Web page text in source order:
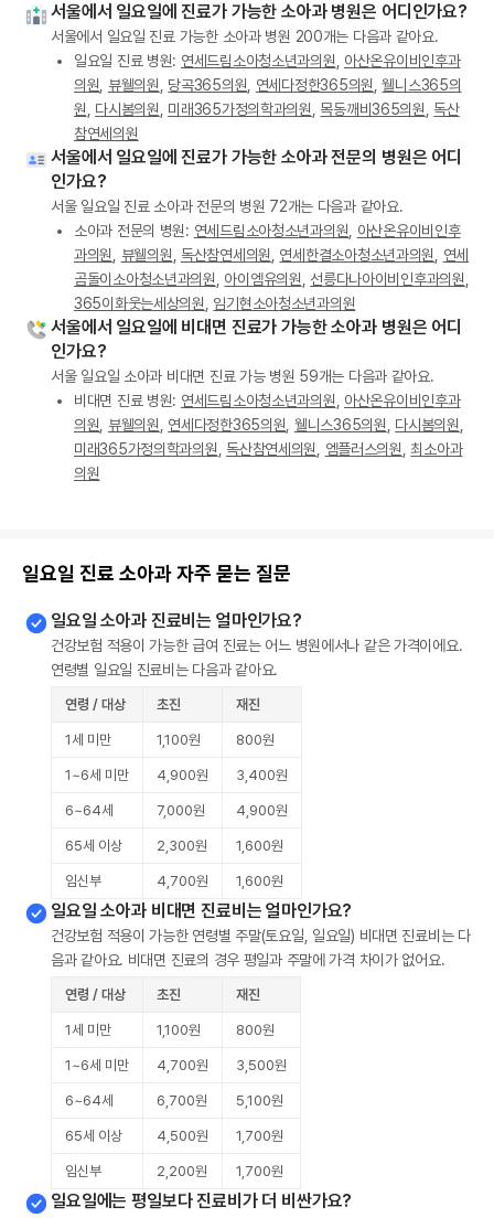
서울에서 일요일에 진료가 가능한 소아과 병원은 어디인가요?
서울에서 일요일 진료 가능한 소아과 병원 200개는 다음과 같아요.
일요일 진료 병원: 연세드림소아청소년과의원
아산온유이비인후과
의원
뷰웰의원 당곡365의원 연세다정한365의원 ,웰니스365의
원
다시봄의원 미래365가정의학과의원 목동깨비365의원
독산
참연세의원
서울에서 일요일에 진료가 가능한 소아과 전문의 병원은 어디
인가요?
서울 일요일 진료 소아과 전문의 병원 72개는 다음과 같아요.
소아과 전문의 병원: 연세드림소아청소년과의원
아산온유이비인후
과의원
뷰웰의원 독산참연세의원 연세한결소아청소년과의원
연세
곰돌이소아청소년과의원
아이엠유의원 선릉다나아이비인후과의원
365이화웃는세상의원
임기현소아청소년과의원
서울에서 일요일에 비대면 진료가 가능한 소아과 병원은 어디
인가요?
서울 일요일 소아과 비대면 진료 가능 병원 59개는 다음과 같아요.
비대면 진료 병원: 연세드림소아청소년과의원
아산온유이비인후과
의원
뷰웰의원 연세다정한365의원 웰니스365의원 다시봄의원
미래365가정의학과의원
독산참연세의원 엠플러스의원 ,최소아과
의원
일요일 진료 소아과 자주 묻는 질문
일요일 소아과 진료비는 얼마인가요?
건강보험 적용이 가능한 급여 진료는 어느 병원에서나 같은 가격이에요.
연령별 일요일 진료비는 다음과 같아요.
연령 / 대상 초진 재진
1세 미만 1,100원 800원
1~6세 미만 4,900원 3,400원
6~64세 7,000원 4,900원
65세 이상 2,300원 1,600원
임신부 4,700원 1,600원
일요일 소아과 비대면 진료비는 얼마인가요?
건강보험 적용이 가능한 연령별 주말(토요일, 일요일) 비대면 진료비는 다
음과 같아요. 비대면 진료의 경우 평일과 주말에 가격 차이가 없어요.
연령 / 대상 초진 재진
1세 미만 1,100원 800원
1~6세 미만 4,700원 3,500원
6~64세 6,700원 5,100원
65세 이상 4,500원 1,700원
임신부 2,200원 1,700원
일요일에는 평일보다 진료비가 더 비싼가요?